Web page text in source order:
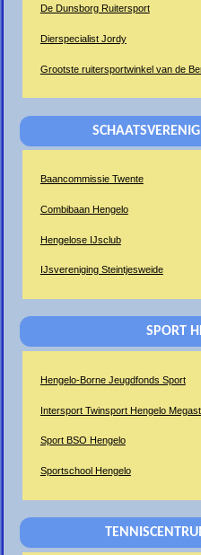
De Dunsborg Ruitersport
Dierspecialist Jordy
Grootste ruitersportwinkel van de
Baancommissie Twente
Combibaan Hengelo
Hengelose IJsclub
IJsvereniging Steintjesweide
SPORT
Hengelo-Borne Jeugdfonds Sport
Intersport Twinsport Hengelo
Sport BSO Hengelo
Sportschool Hengelo